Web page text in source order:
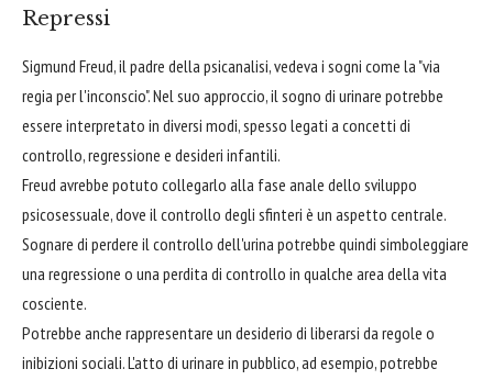
Repressi
Sigmund Freud, il padre della psicanalisi, vedeva i sogni come la "via
regia per l'inconscio". Nel suo approccio, il sogno di urinare potrebbe
essere interpretato in diversi modi, spesso legati a concetti di
controllo, regressione e desideri infantili.
Freud avrebbe potuto collegarlo alla fase anale dello sviluppo
psicosessuale, dove il controllo degli sfinteri è un aspetto centrale.
Sognare di perdere il controllo dell'urina potrebbe quindi simboleggiare
una regressione o una perdita di controllo in qualche area della vita
cosciente.
Potrebbe anche rappresentare un desiderio di liberarsi da regole o
inibizioni sociali. L'atto di urinare in pubblico, ad esempio, potrebbe